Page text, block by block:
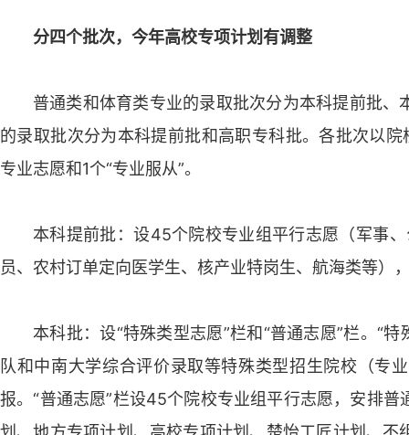
分四个批次，今年高校专项计划有调整
普通类和体育类专业的录取批次分为本科提前批
的录取批次分为本科提前批和高职专科批。各批次以
专业志愿和1个“专业服从”。
本科提前批：设45个院校专业组平行志愿（军事
员、农村订单定向医学生、核产业特岗生、航海类等）
本科批：设“特殊类型志愿”栏和“普通志愿”栏。“
队和中南大学综合评价录取等特殊类型招生院校（专
报。“普通志愿”栏设45个院校专业组平行志愿，安排